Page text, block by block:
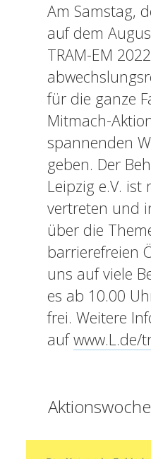
Am Samstag,
auf dem
TRAM-EM
für die ganze
Mitmach-
spannenden
geben. Der
Leipzig e.V. ist
vertreten und
über die
barrierefreien
uns auf viele
es ab 10.00
frei. Weitere
aufwww.L.de/